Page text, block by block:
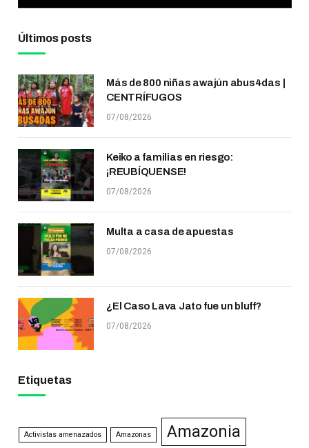
Últimos posts
Más de 800 niñas awajún abus4das |
CENTRÍFUGOS
07/08/2026
Keiko a familias en riesgo:
¡REUBÍQUENSE!
07/08/2026
Multa a casa de apuestas
07/08/2026
¿El Caso Lava Jato fue un bluff?
07/08/2026
Etiquetas
Activistas amenazados Amazonas Amazonia